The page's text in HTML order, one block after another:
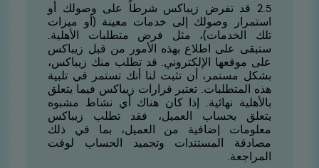
5.2 قد تفرض زيباكس شرطاً على وصولك أو
استمرار وصولك إلى خدمات معينة (أو ميزات
تلك الخدمات)، مثل فرض متطلبات الأهلية.
ستبقى على اطلاع بهذه الأمور من قبل زيباكس
على موقعها الإلكتروني. قد تطلب منك زيباكس،
بشكل مستمر، أن تثبت لنا أنك تستمر في تلبية
هذه المتطلبات. تعتبر قرارات زيباكس فيما يتعلق
بالأهلية نهائية. إذا كان هناك أي نشاط مشبوه
يتعلق بحساب العميل، فقد تطلب زيباكس
معلومات إضافية من العميل، بما في ذلك
مصادقة المستندات وتجميد الحساب لوقت
المراجعة.